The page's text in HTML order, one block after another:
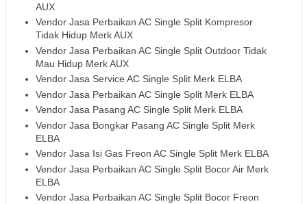
AUX
Vendor Jasa Perbaikan AC Single Split Kompresor
Tidak Hidup Merk AUX
Vendor Jasa Perbaikan AC Single Split Outdoor Tidak
Mau Hidup Merk AUX
Vendor Jasa Service AC Single Split Merk ELBA
Vendor Jasa Perbaikan AC Single Split Merk ELBA
Vendor Jasa Pasang AC Single Split Merk ELBA
Vendor Jasa Bongkar Pasang AC Single Split Merk
ELBA
Vendor Jasa Isi Gas Freon AC Single Split Merk ELBA
Vendor Jasa Perbaikan AC Single Split Bocor Air Merk
ELBA
Vendor Jasa Perbaikan AC Single Split Bocor Freon